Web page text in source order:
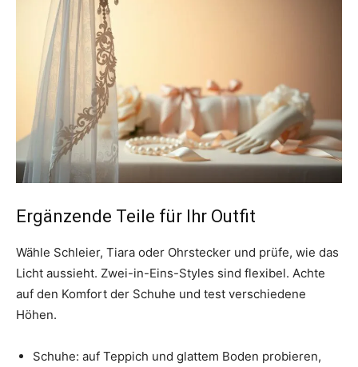
Ergänzende Teile für Ihr Outfit
Wähle Schleier, Tiara oder Ohrstecker und prüfe, wie das
Licht aussieht. Zwei-in-Eins-Styles sind flexibel. Achte
auf den Komfort der Schuhe und test verschiedene
Höhen.
Schuhe: auf Teppich und glattem Boden probieren,